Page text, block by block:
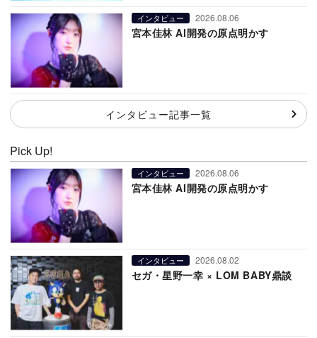
インタビュー 2026.08.06
宮本佳林 AI開発の原点明かす
インタビュー記事一覧
Pick Up!
インタビュー 2026.08.06
宮本佳林 AI開発の原点明かす
インタビュー 2026.08.02
セガ・星野一幸 × LOM BABY鼎談